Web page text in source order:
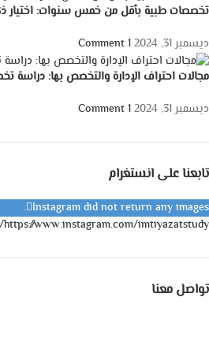
تخصصات طبية بأقل من خمس سنوات: اختيار
ديسمبر 31, 2024
1 Comment
مجالات احتراف الإدارة والتخصص بها: دراسة
ديسمبر 31, 2024
1 Comment
تابعنا على انستغرام
Instagram did not return any images.
https://www.instagram.com/imtiyazatstudy/
تواصل معنا